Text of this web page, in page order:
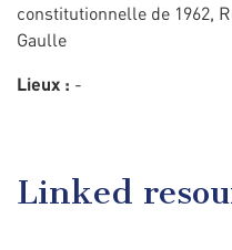
constitutionnelle de 1962,
Gaulle
Lieux : -
Linked